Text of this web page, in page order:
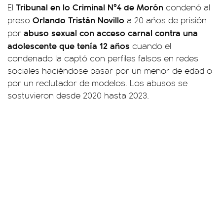
El Tribunal en lo Criminal Nº4 de Morón condenó al
preso Orlando Tristán Novillo a 20 años de prisión
por abuso sexual con acceso carnal contra una
adolescente que tenía 12 años cuando el
condenado la captó con perfiles falsos en redes
sociales haciéndose pasar por un menor de edad o
por un reclutador de modelos. Los abusos se
sostuvieron desde 2020 hasta 2023.